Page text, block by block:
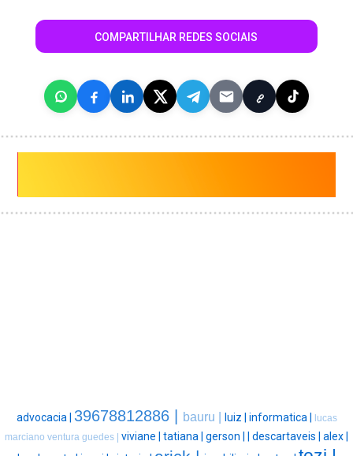
COMPARTILHAR REDES SOCIAIS
advocacia | 39678812886 | bauru | luiz | informatica |
lucas
marciano ventura guedes | viviane | tatiana | gerson | descartaveis | alex |